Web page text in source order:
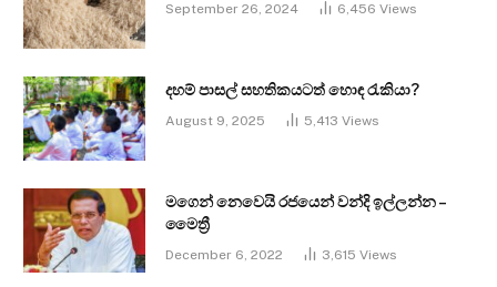
September 26, 2024 6,456 Views
දහම් පාසල් සහතිකයටත් හොඳ රැකියා?
August 9, 2025 5,413 Views
මගෙන් නෙවෙයි රජයෙන් වන්දි ඉල්ලන්න –
මෛත්‍රී
December 6, 2022 3,615 Views